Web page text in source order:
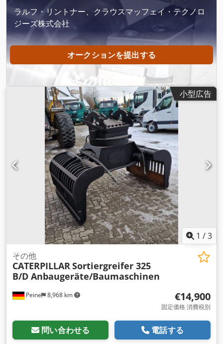
ラルフ・リントナー、クラウスマッフェイ・テクノロ
ジーズ株式会社
オークションを提出する
小型広告
1 /3
Peine 8,968 km
その他
CATERPILLARSortiergreifer 325
B/D Anbaugeräte/Baumaschinen
€14,900
固定価格 消費税別
問い合わせる 電話する